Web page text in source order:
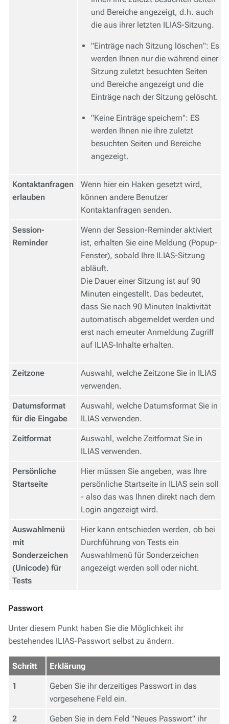
und Bereiche angezeigt, d.h. auch
die aus ihrer letzten ILIAS-Sitzung.
"Einträge nach Sitzung löschen": Es
werden Ihnen nur die während einer
Sitzung zuletzt besuchten Seiten
und Bereiche angezeigt und die
Einträge nach der Sitzung gelöscht.
"Keine Einträge speichern": ES
werden Ihnen nie ihre zuletzt
besuchten Seiten und Bereiche
angezeigt.
Kontaktanfragen
erlauben
Wenn hier ein Haken gesetzt wird,
können andere Benutzer
Kontaktanfragen senden.
Session-
Reminder
Wenn der Session-Reminder aktiviert
ist, erhalten Sie eine Meldung (Popup-
Fenster), sobald Ihre ILIAS-Sitzung
abläuft.
Die Dauer einer Sitzung ist auf 90
Minuten eingestellt. Das bedeutet,
dass Sie nach 90 Minuten Inaktivität
automatisch abgemeldet werden und
erst nach erneuter Anmeldung Zugriff
auf ILIAS-Inhalte erhalten.
Zeitzone
Auswahl, welche Zeitzone Sie in ILIAS
verwenden.
Datumsformat
für die Eingabe
Auswahl, welche Datumsformat Sie in
ILIAS verwenden.
Zeitformat
Auswahl, welche Zeitformat Sie in
ILIAS verwenden.
Persönliche
Startseite
Hier müssen Sie angeben, was Ihre
persönliche Startseite in ILIAS sein soll
- also das was Ihnen direkt nach dem
Login angezeigt wird.
Auswahlmenü
mit
Sonderzeichen
(Unicode) für
Tests
Hier kann entschieden werden, ob bei
Durchführung von Tests ein
Auswahlmenü für Sonderzeichen
angezeigt werden soll oder nicht.
Passwort
Unter diesem Punkt haben Sie die Möglichkeit ihr
bestehendes ILIAS-Passwort selbst zu ändern.
Schritt Erklärung
1
Geben Sie ihr derzeitiges Passwort in das
vorgesehene Feld ein.
2
Geben Sie in dem Feld "Neues Passwort" ihr